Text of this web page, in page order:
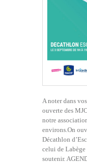
A noter dans
ouverte des
notre
environs.On
Décathlon
celui de
soutenir.